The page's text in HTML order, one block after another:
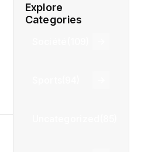
Explore
Categories